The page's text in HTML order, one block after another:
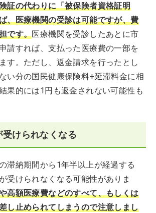
証の代わりに「被保険者資格証明
、医療機関の受診は可能ですが、費
です。 医療機関を受診したあとに市
請すれば、支払った医療費の一部を
す。ただし、返金請求を行ったとし
い分の国民健康保険料+延滞料金に相
果的には1円も返金されない可能性も
けられなくなる
滞納期間から1年半以上が経過する
受けられなくなる可能性がありま
高額医療費などのすべて、もしくは
し止められてしまうので注意しまし